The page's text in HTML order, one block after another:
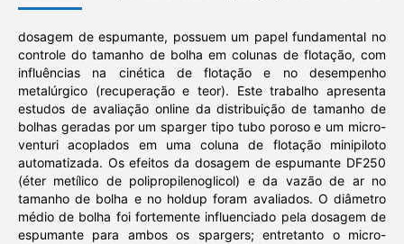
dosagem de espumante, possuem um papel fundamental no
controle do tamanho de bolha em colunas de flotação, com
influências na cinética de flotação e no desempenho
metalúrgico (recuperação e teor). Este trabalho apresenta
estudos de avaliação online da distribuição de tamanho de
bolhas geradas por um sparger tipo tubo poroso e um micro-
venturi acoplados em uma coluna de flotação minipiloto
automatizada. Os efeitos da dosagem de espumante DF250
(éter metílico de polipropilenoglicol) e da vazão de ar no
tamanho de bolha e no holdup foram avaliados. O diâmetro
médio de bolha foi fortemente influenciado pela dosagem de
espumante para ambos os spargers; entretanto o micro-